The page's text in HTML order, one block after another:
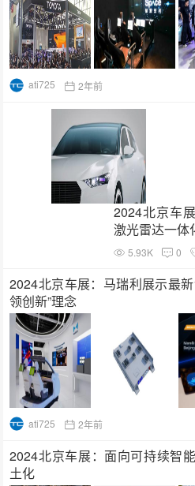
ati725 2年前
2024北京车
激光雷达一体
5.93K 0
2024北京车展：马瑞利展示最
领创新”理念
ati725 2年前
2024北京车展：面向可持续智
土化